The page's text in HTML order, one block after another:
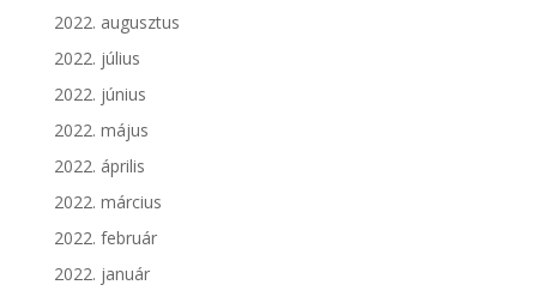
2022. augusztus
2022. július
2022. június
2022. május
2022. április
2022. március
2022. február
2022. január